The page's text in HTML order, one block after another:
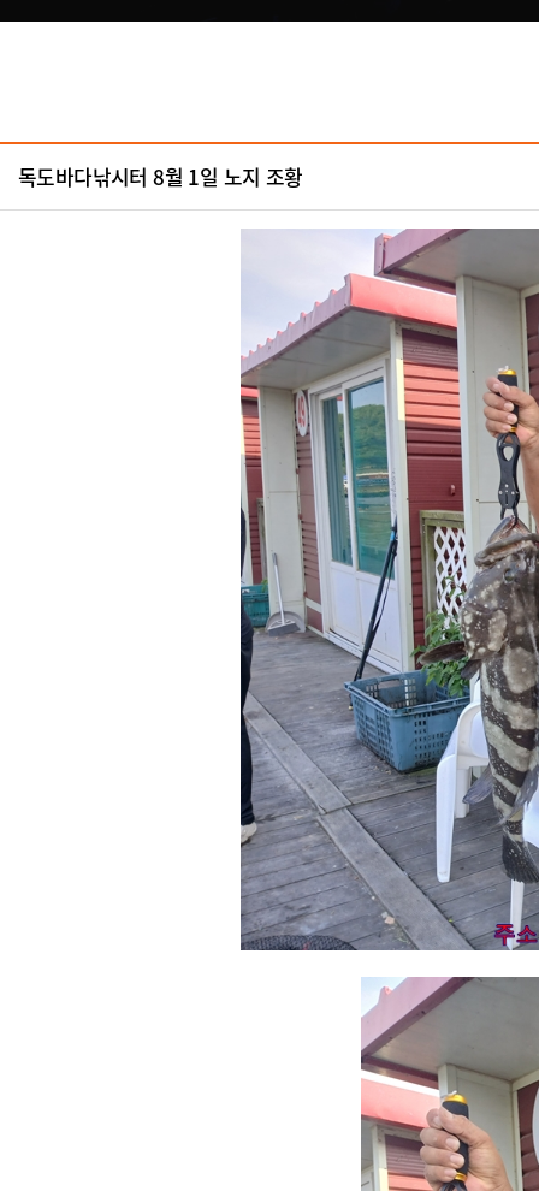
독도바다낚시터 & 휴무공지&
독도바다낚시터 8월 1일 노지 조황